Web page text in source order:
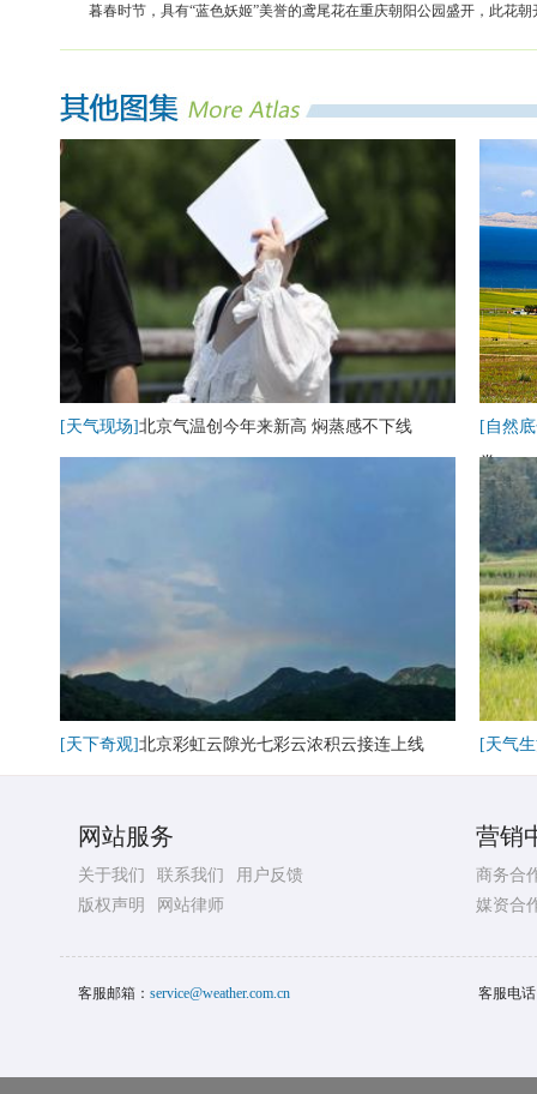
暮春时节，具有“蓝色妖姬”美誉的鸢尾花在重庆朝阳公园盛开，此花
[天气现场]北京气温创今年来新高 焖蒸感不下线
[自然
卷
[天下奇观]北京彩虹云隙光七彩云浓积云接连上线 [天气
网站服务
关于我们 联系我们
用户反馈
版权声明
网站律师
营销
商务合
媒资合
客服邮箱： service@weather.com.cn 客服电